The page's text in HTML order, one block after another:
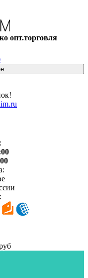
Отзывы
О нас
опт.торговля